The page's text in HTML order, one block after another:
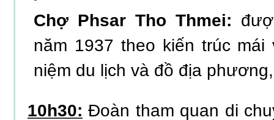
Chợ Phsar Tho Thmei:
năm 1937 theo kiến trúc
niệm du lịch và đồ địa
10h30: Đoàn tham quan di